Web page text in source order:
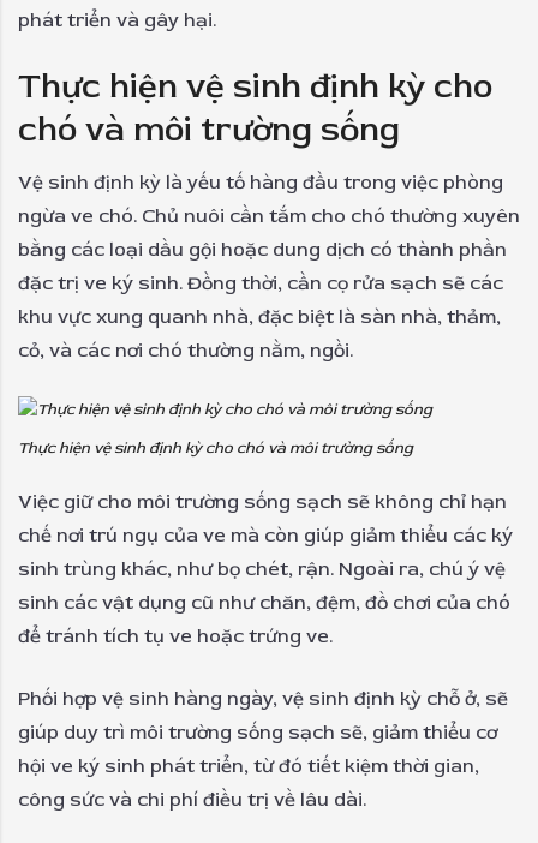
phát triển và gây hại.
Thực hiện vệ sinh định kỳ cho
chó và môi trường sống
Vệ sinh định kỳ là yếu tố hàng đầu trong việc phòng
ngừa ve chó. Chủ nuôi cần tắm cho chó thường xuyên
bằng các loại dầu gội hoặc dung dịch có thành phần
đặc trị ve ký sinh. Đồng thời, cần cọ rửa sạch sẽ các
khu vực xung quanh nhà, đặc biệt là sàn nhà, thảm,
cỏ, và các nơi chó thường nằm, ngồi.
Thực hiện vệ sinh định kỳ cho chó và môi trường sống
Việc giữ cho môi trường sống sạch sẽ không chỉ hạn
chế nơi trú ngụ của ve mà còn giúp giảm thiểu các ký
sinh trùng khác, như bọ chét, rận. Ngoài ra, chú ý vệ
sinh các vật dụng cũ như chăn, đệm, đồ chơi của chó
để tránh tích tụ ve hoặc trứng ve.
Phối hợp vệ sinh hàng ngày, vệ sinh định kỳ chỗ ở, sẽ
giúp duy trì môi trường sống sạch sẽ, giảm thiểu cơ
hội ve ký sinh phát triển, từ đó tiết kiệm thời gian,
công sức và chi phí điều trị về lâu dài.